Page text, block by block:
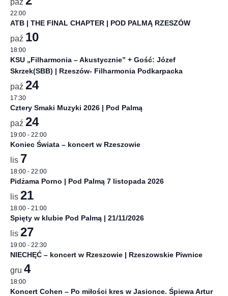
22:00
ATB | THE FINAL CHAPTER | POD PALMĄ RZESZÓW
paź 10
18:00
KSU „Filharmonia – Akustycznie” + Gość: Józef
Skrzek(SBB) | Rzeszów- Filharmonia Podkarpacka
paź 24
17:30
Cztery Smaki Muzyki 2026 | Pod Palmą
paź 24
19:00 - 22:00
Koniec Świata – koncert w Rzeszowie
lis 7
18:00 - 22:00
Pidżama Porno | Pod Palmą 7 listopada 2026
lis 21
18:00 - 21:00
Spięty w klubie Pod Palmą | 21/11/2026
lis 27
19:00 - 22:30
NIECHĘĆ – koncert w Rzeszowie | Rzeszowskie Piwnice
gru 4
18:00
Koncert Cohen – Po miłości kres w Jasionce. Śpiewa Artur